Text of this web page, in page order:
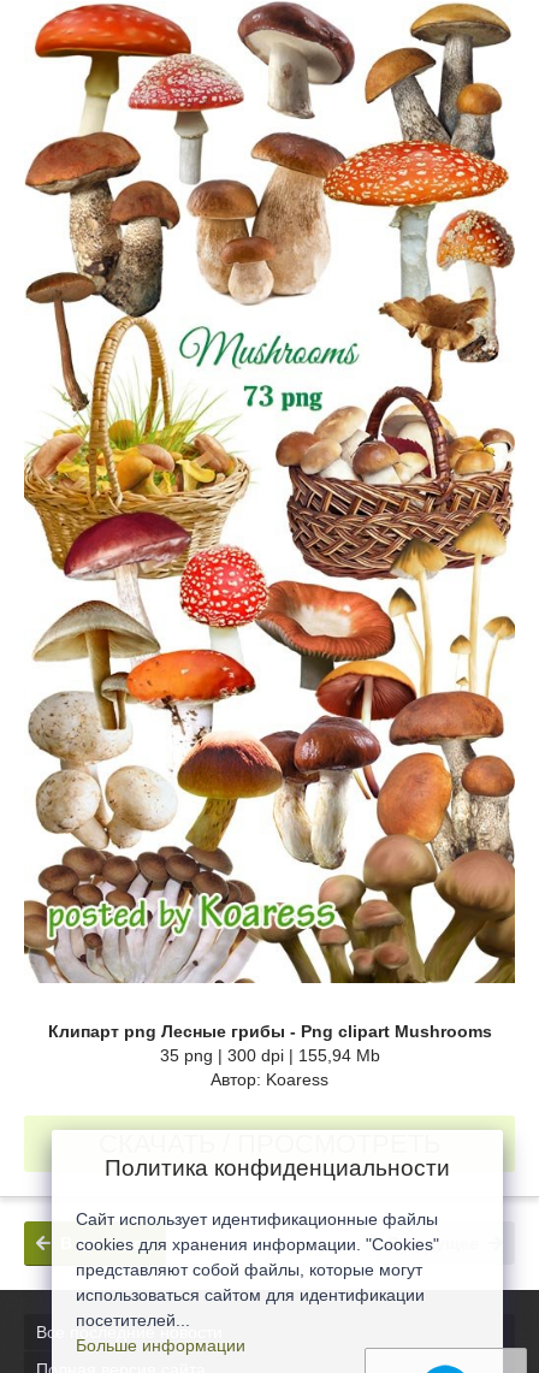
Клипарт png Лесные грибы - Png clipart Mushrooms
35 png | 300 dpi | 155,94 Mb
Автор: Koaress
В будущее
В прошлое
Все последние новости
Политика конфиденциальности
Сайт использует идентификационные файлы
cookies для хранения информации. "Cookies"
представляют собой файлы, которые могут
использоваться сайтом для идентификации
посетителей...
Больше информации